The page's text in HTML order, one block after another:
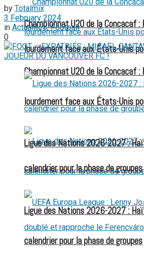
Championnat U20 de la Concacaf :
lourdement face aux États-Unis
Ligue des Nations 2026-2027 :
calendrier pour la phase de groupes
Championnat U20 de la Concacaf :
lourdement face aux États-Unis
Ligue des Nations 2026-2027 :
calendrier pour la phase de groupes
by Totalmix
3 February 2024
in Actualités,Football
0